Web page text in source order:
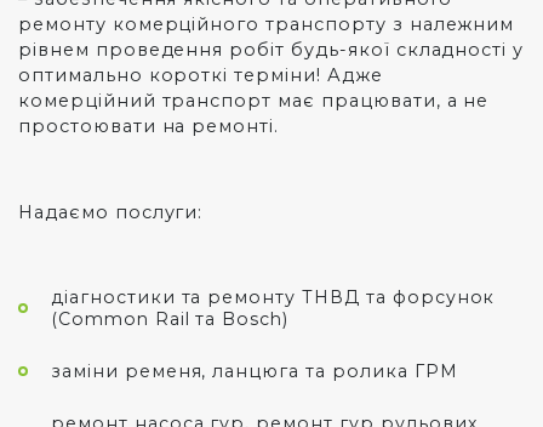
ремонту комерційного транспорту з належним
рівнем проведення робіт будь-якої складності у
оптимально короткі терміни! Адже
комерційний транспорт має працювати, а не
простоювати на ремонті.
Надаємо послуги:
діагностики та ремонту ТНВД та форсунок
(Common Rail та Bosch)
заміни ременя, ланцюга та ролика ГРМ